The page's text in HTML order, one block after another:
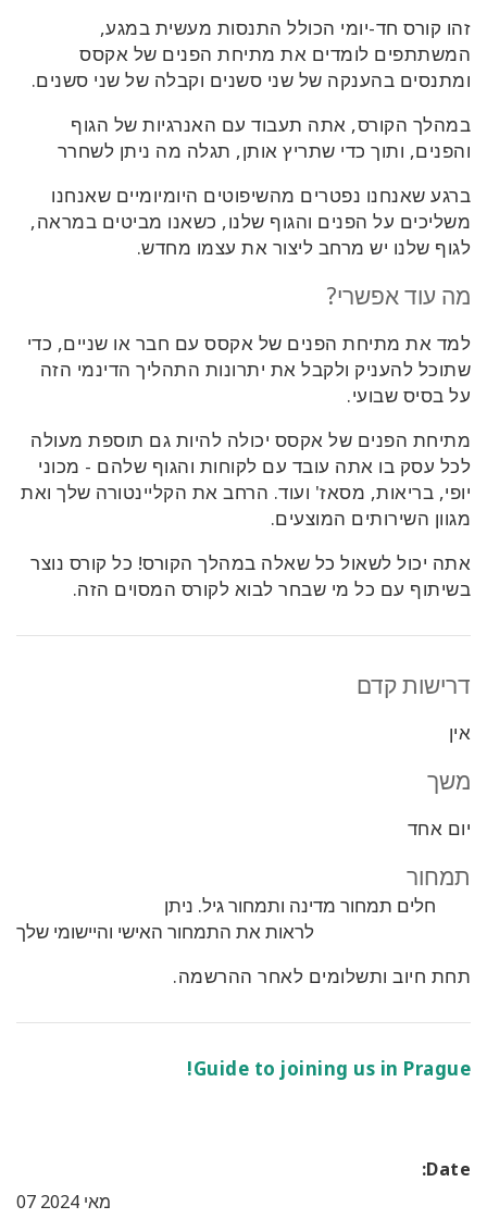
זהו קורס חד-יומי הכולל התנסות מעשית במגע,
המשתתפים לומדים את מתיחת הפנים של אקסס
ומתנסים בהענקה של שני סשנים וקבלה של שני סשנים.
במהלך הקורס, אתה תעבוד עם האנרגיות של הגוף
והפנים, ותוך כדי שתריץ אותן, תגלה מה ניתן לשחרר
ברגע שאנחנו נפטרים מהשיפוטים היומיומיים שאנחנו
משליכים על הפנים והגוף שלנו, כשאנו מביטים במראה,
לגוף שלנו יש מרחב ליצור את עצמו מחדש.
מה עוד אפשרי?
למד את מתיחת הפנים של אקסס עם חבר או שניים, כדי
שתוכל להעניק ולקבל את יתרונות התהליך הדינמי הזה
על בסיס שבועי.
מתיחת הפנים של אקסס יכולה להיות גם תוספת מעולה
לכל עסק בו אתה עובד עם לקוחות והגוף שלהם - מכוני
יופי, בריאות, מסאז' ועוד. הרחב את הקליינטורה שלך ואת
מגוון השירותים המוצעים.
אתה יכול לשאול כל שאלה במהלך הקורס! כל קורס נוצר
בשיתוף עם כל מי שבחר לבוא לקורס המסוים הזה.
דרישות קדם
אין
משך
יום אחד
תמחור
לראות את התמחור האישי והיישומי שלך
תחת חיוב ותשלומים לאחר ההרשמה.
Guide to joining us in Prague!
Date:
07 מאי 2024